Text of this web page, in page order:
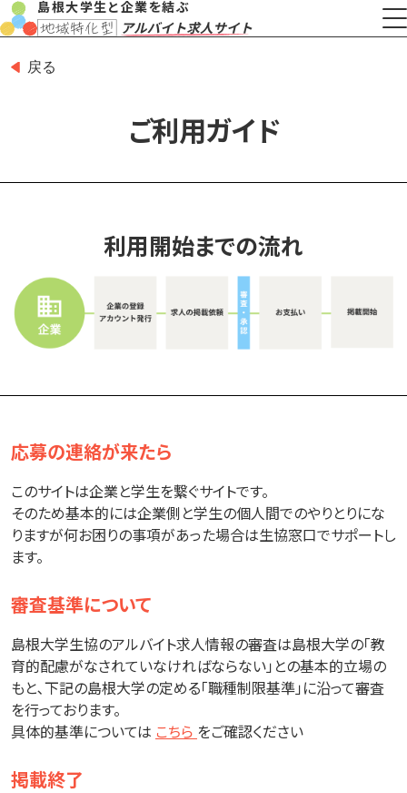
島根大学生と企業を結ぶ
戻る
ご利用ガイド
利用開始までの流れ
応募の連絡が来たら
このサイトは企業と学生を繋ぐサイトです。
そのため基本的には企業側と学生の個人間でのやりとりにな
りますが何お困りの事項があった場合は生協窓口でサポートし
ます。
審査基準について
島根大学生協のアルバイト求人情報の審査は島根大学の「教
育的配慮がなされていなければならない」との基本的立場の
もと､下記の島根大学の定める「職種制限基準」に沿って審査
を行っております。
具体的基準については こちら をご確認ください
掲載終了